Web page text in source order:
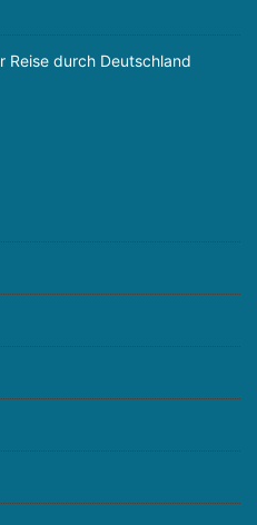
Reise durch Deutschland